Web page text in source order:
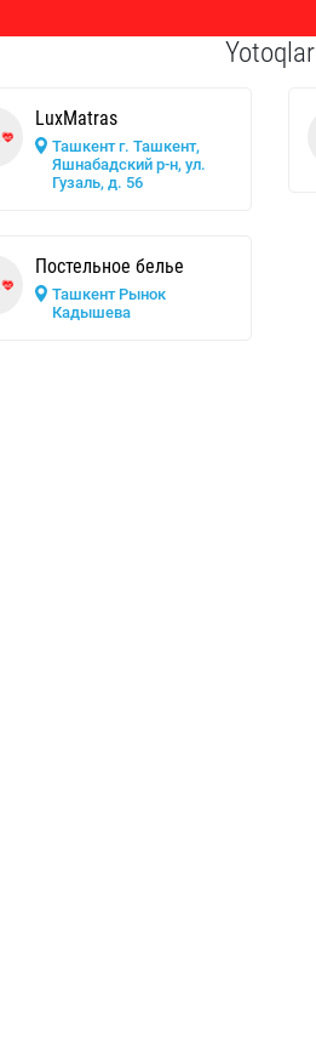
Yotoqlar
LuxMatras
Ташкент г. Ташкент,
Яшнабадский р-н, ул.
Гузаль, д. 56
Постельное белье
Ташкент Рынок
Кадышева